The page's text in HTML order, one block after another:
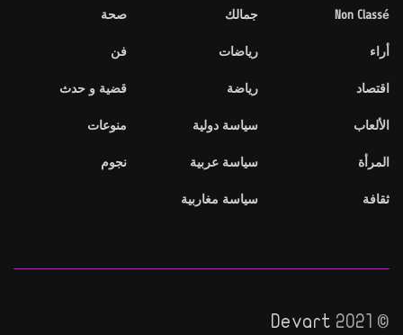
Non Classé
أراء
اقتصاد
الألعاب
المرأة
ثقافة
جمالك
رياضات
رياضة
سياسة دولية
سياسة عربية
سياسة مغاربية
صحة
فن
قضية و حدث
منوعات
نجوم
© 2021
Devart